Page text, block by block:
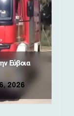
Εύβοια
2026